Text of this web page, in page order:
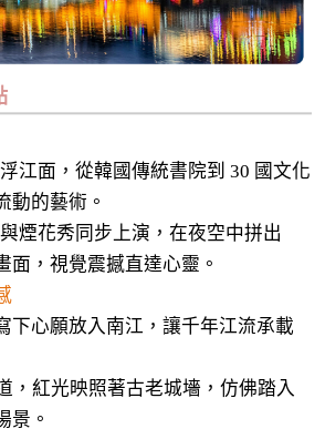
江面，從韓國傳統書院到 30 國文化
動的藝術。
煙花秀同步上演，在夜空中拼出
面，視覺震撼直達心靈。
下心願放入南江，讓千年江流承載
，紅光映照著古老城墻，仿佛踏入
景。